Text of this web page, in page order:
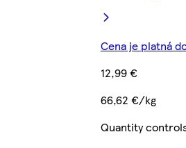
Cena je platná
12,99 €
66,62 €/kg
Quantity